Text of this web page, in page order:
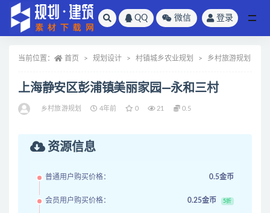
QQ 微信 登录
当前位置： 首页 规划设计 村镇城乡农业规划 乡村旅游规划
上海静安区彭浦镇美丽家园—永和三村
乡村旅游规划 4年前 0 21 0.5
资源信息
普通用户购买价格： 0.5金币
会员用户购买价格： 0.25金币 5折
全部